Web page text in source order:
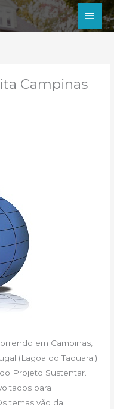
Campinas
em Campinas,
(Lagoa do Taquaral)
Projeto Sustentar.
para
temas vão da